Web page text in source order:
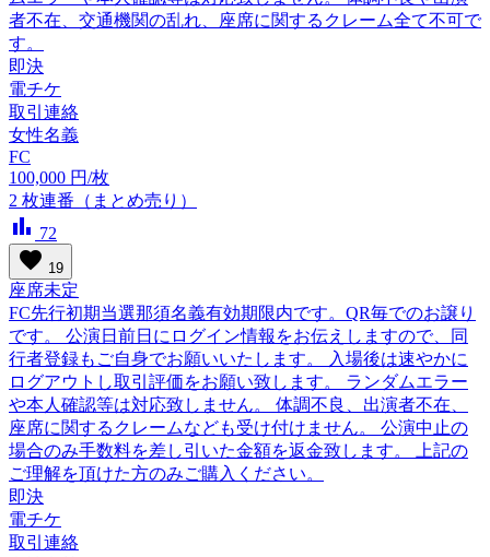
者不在、交通機関の乱れ、座席に関するクレーム全て不可で
す。
即決
電チケ
取引連絡
女性名義
FC
100,000 円/枚
2 枚連番（まとめ売り）
bar_chart 72
favorite 19
座席未定
FC先行初期当選那須名義有効期限内です。QR毎でのお譲り
です。 公演日前日にログイン情報をお伝えしますので、同
行者登録もご自身でお願いいたします。 入場後は速やかに
ログアウトし取引評価をお願い致します。 ランダムエラー
や本人確認等は対応致しません。 体調不良、出演者不在、
座席に関するクレームなども受け付けません。 公演中止の
場合のみ手数料を差し引いた金額を返金致します。 上記の
ご理解を頂けた方のみご購入ください。
即決
電チケ
取引連絡